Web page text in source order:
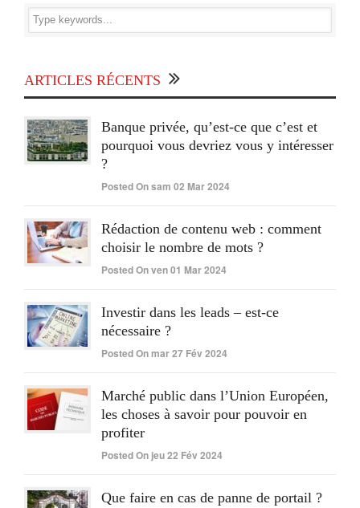
ARTICLES RÉCENTS
Banque privée, qu’est-ce que c’est et
pourquoi vous devriez vous y intéresser
?
Posted On sam 02 Mar 2024
Rédaction de contenu web : comment
choisir le nombre de mots ?
Posted On ven 01 Mar 2024
Investir dans les leads – est-ce
nécessaire ?
Posted On mar 27 Fév 2024
Marché public dans l’Union Européen,
les choses à savoir pour pouvoir en
profiter
Posted On jeu 22 Fév 2024
Que faire en cas de panne de portail ?